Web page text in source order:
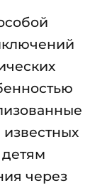
известных
через